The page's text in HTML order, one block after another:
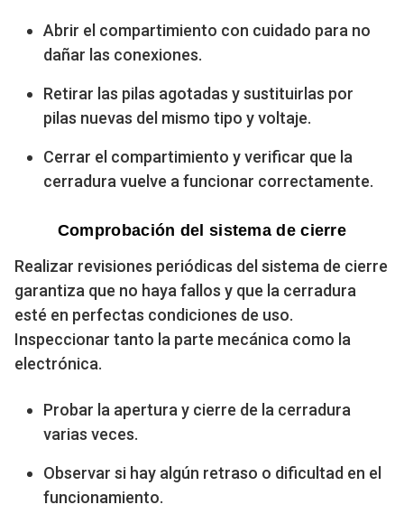
Abrir el compartimiento con cuidado para no
dañar las conexiones.
Retirar las pilas agotadas y sustituirlas por
pilas nuevas del mismo tipo y voltaje.
Cerrar el compartimiento y verificar que la
cerradura vuelve a funcionar correctamente.
Comprobación del sistema de cierre
Realizar revisiones periódicas del sistema de cierre
garantiza que no haya fallos y que la cerradura
esté en perfectas condiciones de uso.
Inspeccionar tanto la parte mecánica como la
electrónica.
Probar la apertura y cierre de la cerradura
varias veces.
Observar si hay algún retraso o dificultad en el
funcionamiento.